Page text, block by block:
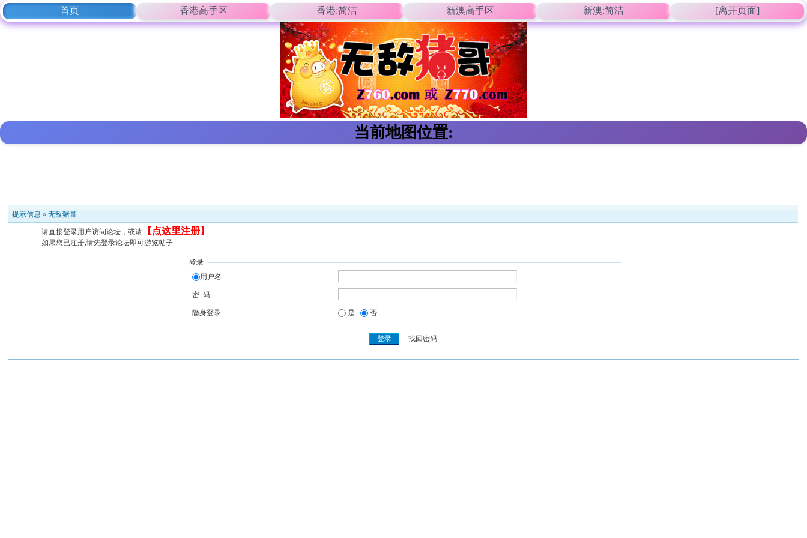
首页 香港高手区 香港:简洁 新澳高手区 新澳:简洁 [离开页面]
当前地图位置:
提示信息 »无敌猪哥
请直接登录用户访问论坛，或请 【 点这里注册】
如果您已注册,请先登录论坛即可游览帖子
登录
用户名
密 码
隐身登录 是 否
找回密码